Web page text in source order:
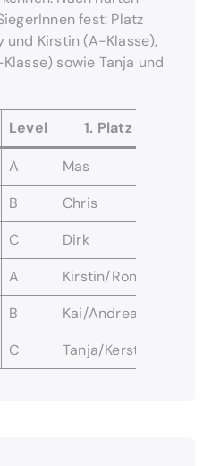
fest: Platz
und Kirstin (A-Klasse),
sowie Tanja und
Level 1. Platz
A Mas
B Chris
C Dirk
A Kirstin/Ronny
B Kai/Andreas
C Tanja/Kerstin